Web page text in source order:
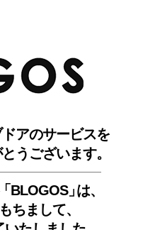
アのサービスを
うございます。
BLOGOS」は、
ちまして、